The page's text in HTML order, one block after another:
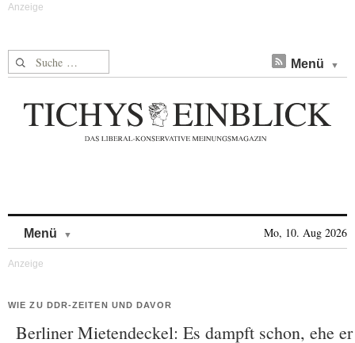
Suche nach: Menü
Menü Mo, 10. Aug 2026
WIE ZU DDR-ZEITEN UND DAVOR
Berliner Mietendeckel: Es dampft schon, ehe er